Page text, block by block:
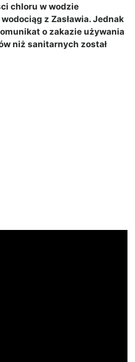
chloru w wodzie
z Zasławia. Jednak
o zakazie używania
niż sanitarnych został